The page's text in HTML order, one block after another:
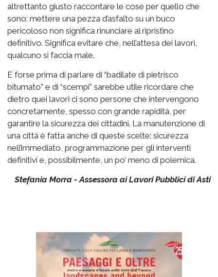
altrettanto giusto raccontare le cose per quello che
sono: mettere una pezza d’asfalto su un buco
pericoloso non significa rinunciare al ripristino
definitivo. Significa evitare che, nell’attesa dei lavori,
qualcuno si faccia male.
E forse prima di parlare di “badilate di pietrisco
bitumato” e di “scempi” sarebbe utile ricordare che
dietro quei lavori ci sono persone che intervengono
concretamente, spesso con grande rapidità, per
garantire la sicurezza dei cittadini. La manutenzione di
una città è fatta anche di queste scelte: sicurezza
nell’immediato, programmazione per gli interventi
definitivi e, possibilmente, un po’ meno di polemica.
Stefania Morra - Assessora ai Lavori Pubblici di Asti